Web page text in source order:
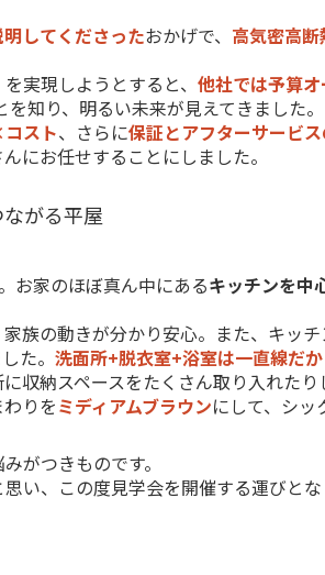
してくださったおかげで、 高気密高断
を実現しようとすると、 他社では予算オ
知り、明るい未来が見えてきました。
スト、さらに保証とアフターサービ
にお任せすることにしました。
がる平屋
。お家のほぼ真ん中にあるキッチンを中
家族の動きが分かり安心。また、キッ
た。 洗面所+脱衣室+浴室は一直線だ
収納スペースをたくさん取り入れた
りをミディアムブラウンにして、シッ
がつきものです。
い、この度見学会を開催する運びとな